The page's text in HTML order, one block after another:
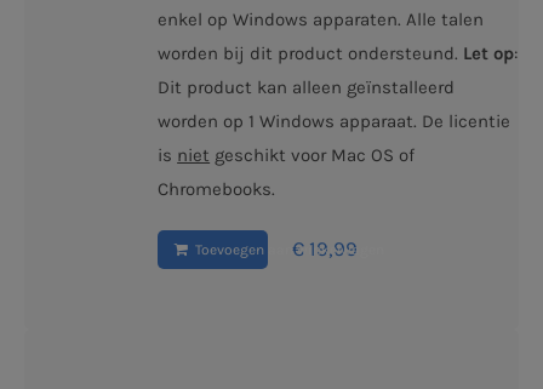
enkel op Windows apparaten. Alle talen
worden bij dit product ondersteund. Let op:
Dit product kan alleen geïnstalleerd
worden op 1 Windows apparaat. De licentie
is niet geschikt voor Mac OS of
Chromebooks.
€ 19,99
Toevoegen aan winkelwagen